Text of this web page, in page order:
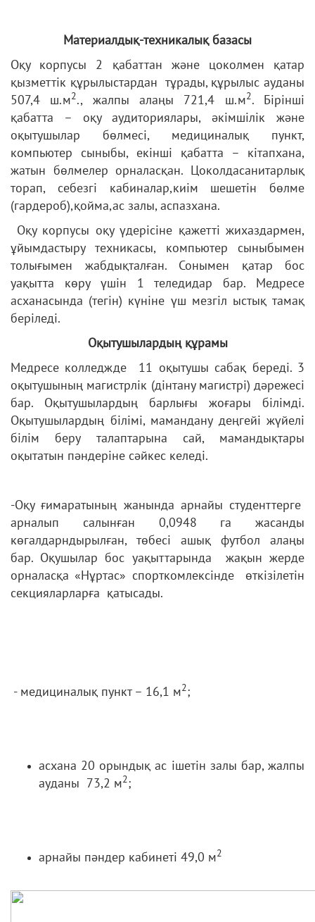
Материалдық-техникалық базасы
Оқу корпусы 2 қабаттан және цоколмен қатар
қызметтік құрылыстардан тұрады, құрылыс ауданы
507,4 ш.м2., жалпы алаңы 721,4 ш.м2. Бірінші
қабатта – оқу аудиториялары, әкімшілік және
оқытушылар бөлмесі, медициналық пункт,
компьютер сыныбы, екінші қабатта – кітапхана,
жатын бөлмелер орналасқан. Цоколдасанитарлық
торап, себезгі кабиналар,киім шешетін бөлме
(гардероб),қойма,ас залы, аспазхана.
Оқу корпусы оқу үдерісіне қажетті жихаздармен,
ұйымдастыру техникасы, компьютер сыныбымен
толығымен жабдықталған. Сонымен қатар бос
уақытта көру үшін 1 теледидар бар. Медресе
асханасында (тегін) күніне үш мезгіл ыстық тамақ
беріледі.
Оқытушылардың құрамы
Медресе колледжде 11 оқытушы сабақ береді. 3
оқытушының магистрлік (дінтану магистрі) дәрежесі
бар. Оқытушылардың барлығы жоғары білімді.
Оқытушылардың білімі, мамандану деңгейі жүйелі
білім беру талаптарына сай, мамандықтары
оқытатын пәндеріне сәйкес келеді.
-Оқу ғимаратының жанында арнайы студенттерге
арналып салынған 0,0948 га жасанды
көгалдарндырылған, төбесі ашық футбол алаңы
бар. Оқушылар бос уақыттарында жақын жерде
орналасқа «Нұртас» спорткомлексінде өткізілетін
секцияларларға қатысады.
- медициналық пункт – 16,1 м2;
асхана 20 орындық ас ішетін залы бар, жалпы
ауданы 73,2 м2;
арнайы пәндер кабинеті 49,0 м2